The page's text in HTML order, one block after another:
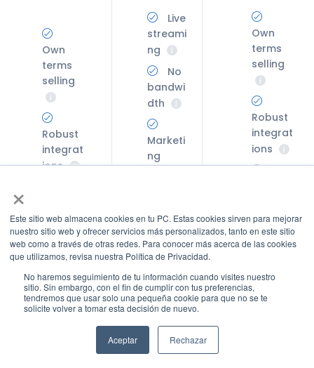
×
Este sitio web almacena cookies en tu PC. Estas cookies sirven para mejorar
nuestro sitio web y ofrecer servicios más personalizados, tanto en este sitio
web como a través de otras redes. Para conocer más acerca de las cookies
que utilizamos, revisa nuestra Política de Privacidad.
No haremos seguimiento de tu información cuando visites nuestro
sitio. Sin embargo, con el fin de cumplir con tus preferencias,
tendremos que usar solo una pequeña cookie para que no se te
solicite volver a tomar esta decisión de nuevo.
Aceptar Rechazar
Own
terms
selling
Robust
integrat
ions
payme
nt
Get
started
Live
streami
ng
No
bandwi
dth
Marketi
ng
Get
started
Own
terms
selling
Robust
integrat
ions
nt
Get